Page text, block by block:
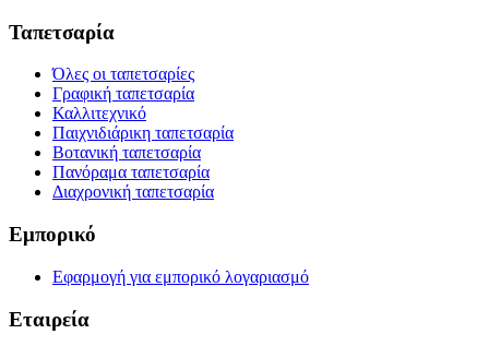
Ταπετσαρία
Όλες οι ταπετσαρίες
Γραφική ταπετσαρία
Καλλιτεχνικό
Παιχνιδιάρικη ταπετσαρία
Βοτανική ταπετσαρία
Πανόραμα ταπετσαρία
Διαχρονική ταπετσαρία
Εμπορικό
Εφαρμογή για εμπορικό λογαριασμό
Εταιρεία